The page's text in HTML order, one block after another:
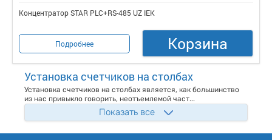
Концентратор STAR PLC+RS-485 UZ IEK
Подробнее Корзина
Установка счетчиков на столбах
Установка счетчиков на столбах является, как большинство
из нас привыкло говорить, неотъемлемой част...
Показать все